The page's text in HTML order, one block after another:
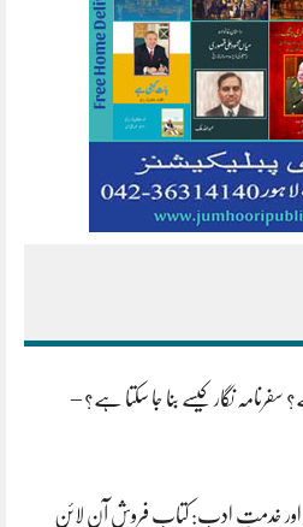
سفرنامہ نگار کیسے بنا جا سکتا ہے؟ –
اور خدمتِ ادب: کتاب فروش آن لائن